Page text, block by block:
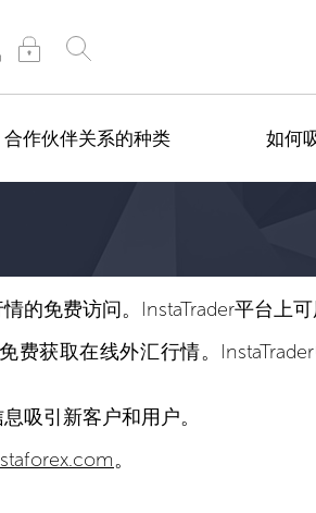
合作伙伴关系的种类 如何
的免费访问。InstaTrader平台上
获取在线外汇行情。
吸引新客户和用户。
。